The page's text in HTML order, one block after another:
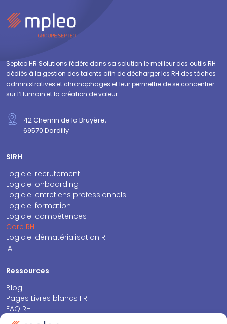
Septeo HR Solutions fédère dans sa solution le meilleur des outils RH
dédiés à la gestion des talents afin de décharger les RH des tâches
administratives et chronophages et leur permettre de se concentrer
sur l’Humain et la création de valeur.
42 Chemin de la Bruyère,
69570 Dardilly
SIRH
Logiciel recrutement
Logiciel onboarding
Logiciel entretiens professionnels
Logiciel formation
Logiciel compétences
Core RH
Logiciel dématérialisation RH
IA
Ressources
Blog
Pages Livres blancs FR
FAQ RH
Espace presse